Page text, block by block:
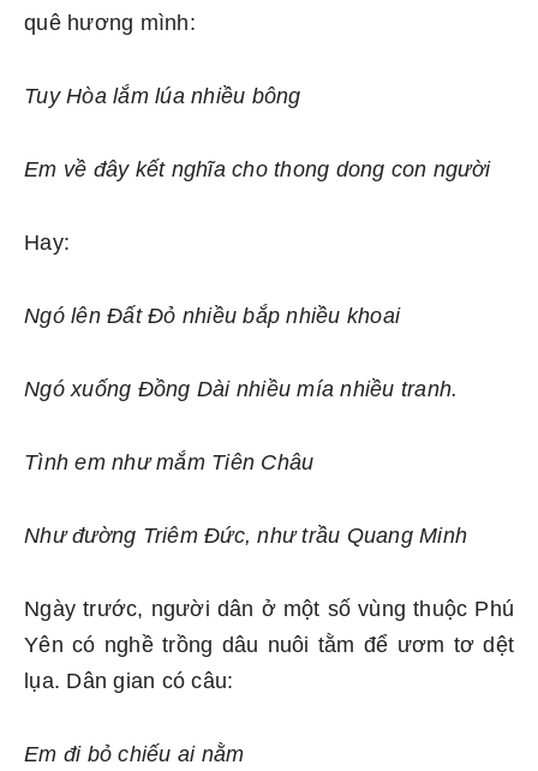
quê hương mình:
Tuy Hòa lắm lúa nhiều bông
Em về đây kết nghĩa cho thong dong con người
Hay:
Ngó lên Đất Đỏ nhiều bắp nhiều khoai
Ngó xuống Đồng Dài nhiều mía nhiều tranh.
Tình em như mắm Tiên Châu
Như đường Triêm Đức, như trầu Quang Minh
Ngày trước, người dân ở một số vùng thuộc Phú
Yên có nghề trồng dâu nuôi tằm để ươm tơ dệt
lụa. Dân gian có câu:
Em đi bỏ chiếu ai nằm